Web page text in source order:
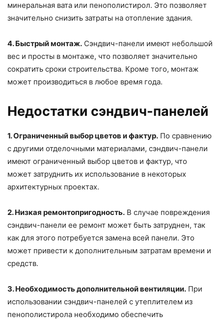
минеральная вата или пенополистирол. Это позволяет
значительно снизить затраты на отопление здания.
4. Быстрый монтаж. Сэндвич-панели имеют небольшой
вес и просты в монтаже, что позволяет значительно
сократить сроки строительства. Кроме того, монтаж
может производиться в любое время года.
Недостатки сэндвич-панелей
1. Ограниченный выбор цветов и фактур. По сравнению
с другими отделочными материалами, сэндвич-панели
имеют ограниченный выбор цветов и фактур, что
может затруднить их использование в некоторых
архитектурных проектах.
2. Низкая ремонтопригодность. В случае повреждения
сэндвич-панели ее ремонт может быть затруднен, так
как для этого потребуется замена всей панели. Это
может привести к дополнительным затратам времени и
средств.
3. Необходимость дополнительной вентиляции. При
использовании сэндвич-панелей с утеплителем из
пенополистирола необходимо обеспечить